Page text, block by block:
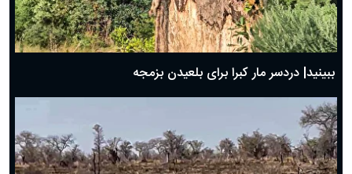
ببینید| دردسر مار کبرا برای بلعیدن بزمجه